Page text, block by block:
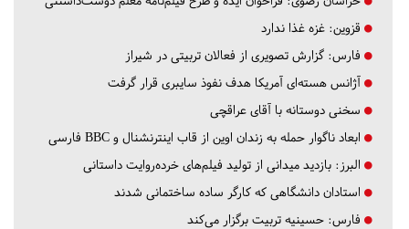
قزوین: غزه غذا ندارد
فارس: گزارش تصویری از فعالان تربیتی در شیراز
آژانس هسته‌ای آمریکا هدف نفوذ سایبری قرار گرفت
سخنی دوستانه با آقای عراقچی
ابعاد ناگوار حمله به زندان اوین از قاب اینترنشنال و BBC فارسی
البرز: بازدید میدانی از تولید فیلم‌های خرده‌روایت داستانی
استادان دانشگاهی که کارگر ساده ساختمانی شدند
فارس: حسینیه تربیت برگزار می‌کند